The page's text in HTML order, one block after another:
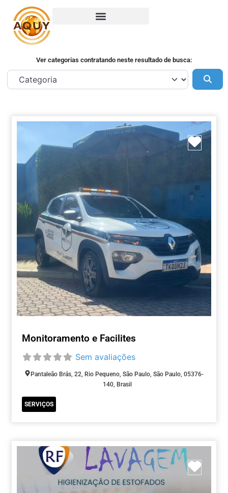
Ver categorias contratando neste resultado de busca:
Monitoramento e Facilites
Sem avaliações
Pantaleão Brás, 22, Rio Pequeno, São Paulo, São Paulo, 05376-
140, Brasil
SERVIÇOS